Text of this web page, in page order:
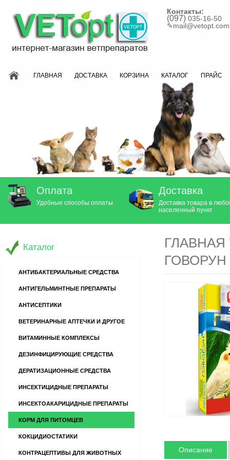
Контакты:
(097) 035-16-50
✎mail@vetopt.com
ГЛАВНАЯ ДОСТАВКА КОРЗИНА КАТАЛОГ ПРАЙС
Оплата
Удобные способы оплаты
Доставка
Доставка товара в
населенный пункт
ГЛАВНАЯ
ГОВОРУН
Описание
Каталог
АНТИБАКТЕРИАЛЬНЫЕ СРЕДСТВА
АНТИГЕЛЬМИНТНЫЕ ПРЕПАРАТЫ
АНТИСЕПТИКИ
ВЕТЕРИНАРНЫЕ АПТЕЧКИ И ДРУГОЕ
ВИТАМИННЫЕ КОМПЛЕКСЫ
ДЕЗИНФИЦИРУЮЩИЕ СРЕДСТВА
ДЕРАТИЗАЦИОННЫЕ СРЕДСТВА
ИНСЕКТИЦИДНЫЕ ПРЕПАРАТЫ
ИНСЕКТОАКАРИЦИДНЫЕ ПРЕПАРАТЫ
КОРМ ДЛЯ ПИТОМЦЕВ
КОКЦИДИОСТАТИКИ
КОНТРАЦЕПТИВЫ ДЛЯ ЖИВОТНЫХ